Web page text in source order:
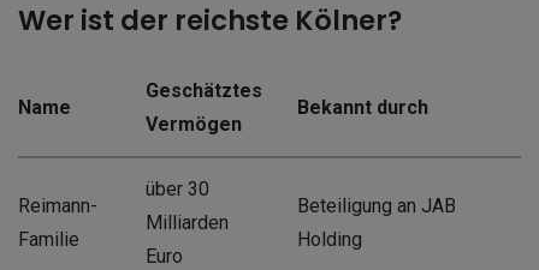
Wer ist der reichste Kölner?
Name
Geschätztes
Vermögen
Bekannt durch
Reimann-
Familie
über 30
Milliarden
Euro
Beteiligung an JAB
Holding